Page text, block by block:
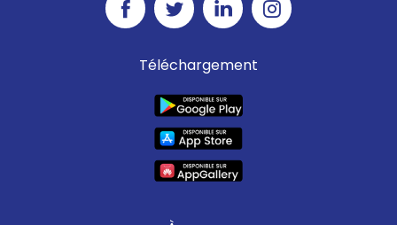
Téléchargement